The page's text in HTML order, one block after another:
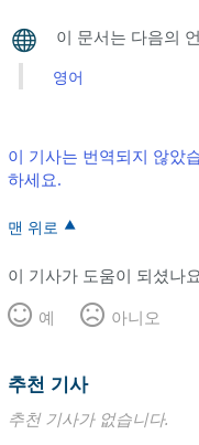
영어
이 기사는 번역되지 않았
하세요.
맨 위로
이 기사가 도움이 되셨나
예
아니오
추천 기사
추천 기사가 없습니다.